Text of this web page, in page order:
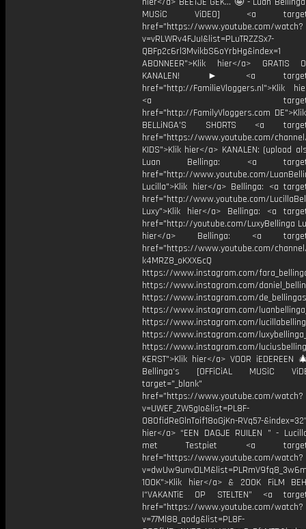
MUSiC ViDEO] <a
href="https://www.youtube.com/watch?
v=vRLWRv4FJuI&list=PLuTRZZSx7-
QBFp2c6rl3MvikbS6oYrbHg&index=1
ABONNEER">Klik hier</a> GRATIS
KANALEN! ► <a
href="http://FamilieVloggers.nl">Klik
<a
href="http://FamilyVloggers.com
BELLiNGA'S SHORTS <a
href="https://www.youtube.com/channel/
KIDS">Klik hier</a> KANALEN: (upload
Luan Bellinga: <a
href="http://www.youtube.com/
Lucilla">Klik hier</a> Bellinga: <a
href="http://www.youtube.com/
Luxy">Klik hier</a> Bellinga: <a
href="http://youtube.com/LuxyBellinga
hier</a> Bellinga: <a
href="https://www.youtube.com/
k4MRZ8_oKXX6cQ
https://www.instagram.com/
https://www.instagram.com/
https://www.instagram.com/
https://www.instagram.com/
https://www.instagram.com/
https://www.instagram.com/
https://www.instagram.com/
KERST">Klik hier</a> VOOR
Bellinga’s [OFFiCiAL MUSiC
target="_blank"
href="https://www.youtube.com/watch?
v=UWEF_ZW5gIo&list=PL8F-
O8OfidReGlnToif18oGjKn-RVq57-
hier</a> “EEN DAGJE RUILEN ” -
met Testpiet <a
href="https://www.youtube.com/watch?
100K">Klik hier</a> & 200K FiLM
|“VAKANTiE OP STELTEN” <a
href="https://www.youtube.com/watch?
v=77Ml88_qodg&list=PL8F-